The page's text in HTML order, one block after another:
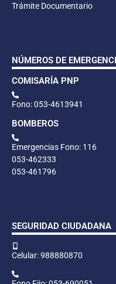
Trámite Documentario
NÚMEROS DE
COMISARÍA PNP
Fono: 053-4613941
BOMBEROS
Emergencias Fono: 116
053-462333
053-461796
SEGURIDAD CIUDADANA
Celular: 988880870